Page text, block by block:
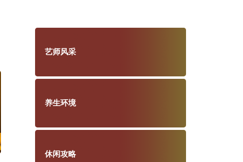
艺师风采
养生环境
休闲攻略